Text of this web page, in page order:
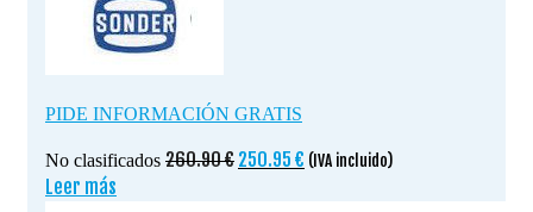
PIDE INFORMACIÓN GRATIS
No clasificados 260.90€ El
250.95 € El
(IVA incluido)
Leer más